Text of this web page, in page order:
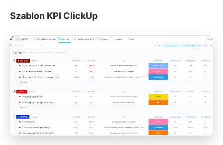
Szablon KPI ClickUp